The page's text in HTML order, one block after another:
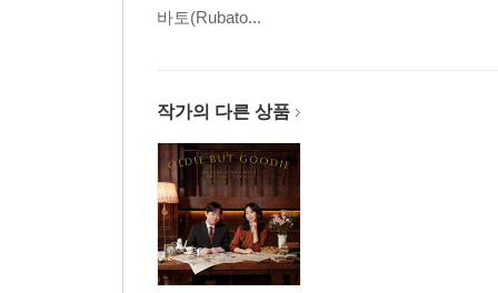
바토(Rubato...
작가의 다른 상품